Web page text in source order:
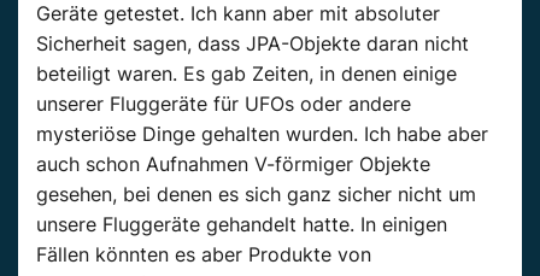
Geräte getestet. Ich kann aber mit absoluter
Sicherheit sagen, dass JPA-Objekte daran nicht
beteiligt waren. Es gab Zeiten, in denen einige
unserer Fluggeräte für UFOs oder andere
mysteriöse Dinge gehalten wurden. Ich habe aber
auch schon Aufnahmen V-förmiger Objekte
gesehen, bei denen es sich ganz sicher nicht um
unsere Fluggeräte gehandelt hatte. In einigen
Fällen könnten es aber Produkte von